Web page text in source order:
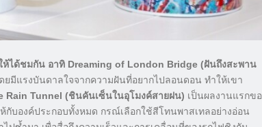
ได้ชมกัน อาทิ Dreaming of London Bridge (ฝันถึงสะพาน
ยมีแรงบันดาลใจจากความฝันที่อยากไปลอนดอน ทำให้เขา
Rain Tunnel (ชินคันเซ็นในอุโมงค์สายฝน) เป็นผลงานแรกขอ
กับองค์ประกอบทั้งหมด กรณ์เลือกใช้สีโทนพาสเทลอย่างอ่อน